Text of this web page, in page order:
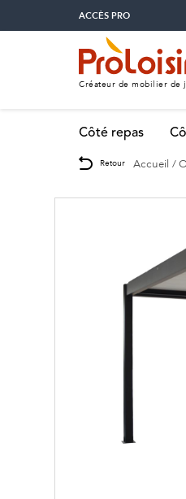
ACCÈS PRO
Créateur de mobilier de
Côté repas
Retour Accueil